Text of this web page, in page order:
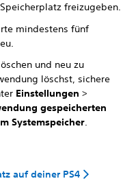
Speicherplatz freizugeben.
mindestens fünf
und neu zu
löschst, sichere
Einstellungen >
gespeicherten
Systemspeicher.
auf deiner PS4